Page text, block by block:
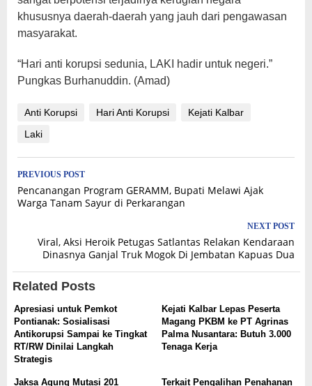
khususnya daerah-daerah yang jauh dari pengawasan
masyarakat.
“Hari anti korupsi sedunia, LAKI hadir untuk negeri.”
Pungkas Burhanuddin. (Amad)
Anti Korupsi Hari Anti Korupsi
Kejati Kalbar
Laki
Post
navigation
PREVIOUS POST
Pencanangan Program GERAMM, Bupati Melawi Ajak
Warga Tanam Sayur di Perkarangan
NEXT POST
Viral, Aksi Heroik Petugas Satlantas Relakan Kendaraan
Dinasnya Ganjal Truk Mogok Di Jembatan Kapuas Dua
Related Posts
Apresiasi untuk Pemkot
Pontianak: Sosialisasi
Antikorupsi Sampai ke Tingkat
RT/RW Dinilai Langkah
Strategis
Kejati Kalbar Lepas Peserta
Magang PKBM ke PT Agrinas
Palma Nusantara: Butuh 3.000
Tenaga Kerja
Jaksa Agung Mutasi 201 Terkait Pengalihan Penahanan